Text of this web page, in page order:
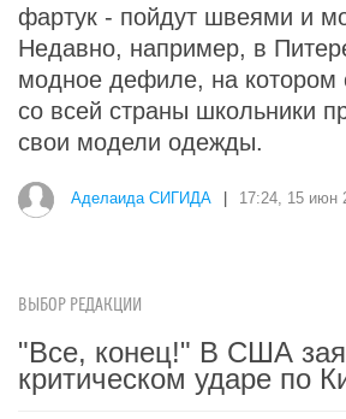
фартук - пойдут швеями и
Недавно, например, в
модное дефиле, на котором
со всей страны школьники
свои модели одежды.
Аделаида СИГИДА 17:24, 15 июн
ВЫБОР РЕДАКЦИИ
"Все, конец!" В США
критическом ударе по